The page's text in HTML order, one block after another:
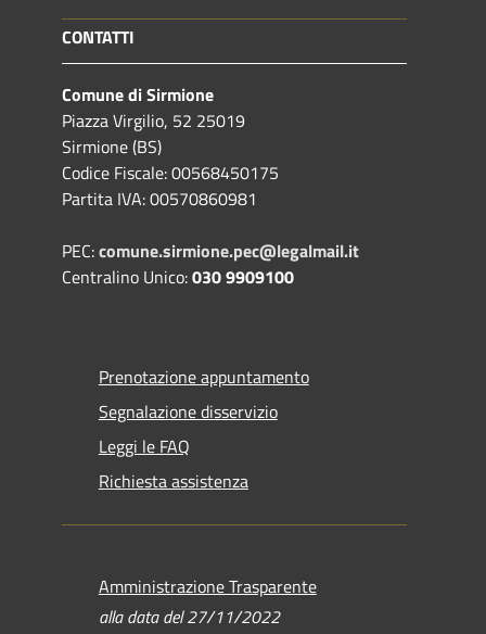
CONTATTI
Comune di Sirmione
Piazza Virgilio, 52 25019
Sirmione (BS)
Codice Fiscale: 00568450175
Partita IVA: 00570860981
PEC:comune.sirmione.pec@legalmail.it
Centralino Unico:030 9909100
Prenotazione appuntamento
Segnalazione disservizio
Leggi le FAQ
Richiesta assistenza
Amministrazione Trasparente
alla data del 27/11/2022